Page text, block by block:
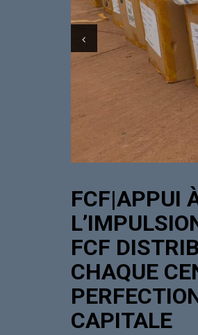
FCF|APPUI
FCF
CHAQUE
CAPITALE